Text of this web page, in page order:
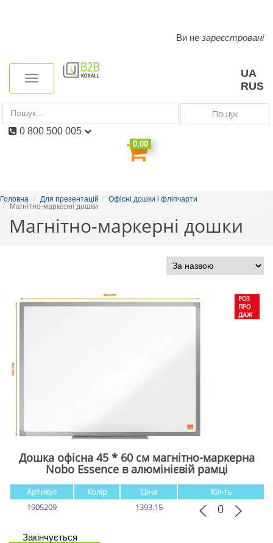
navigation
Toggle
UA
RUS
Пошук
0,00
Ви не зареєстровані
0 800 500 005
Головна Для презентацій
Офісні дошки і фліпчарти
Магнітно-маркерні дошки
Магнітно-маркерні дошки
Дошка офісна 45 * 60 см магнітно-маркерна
Nobo Essence в алюмінієвій рамці
Артикул Колір Ціна
Кіл-ть
1905209
1393.15
Закінчується